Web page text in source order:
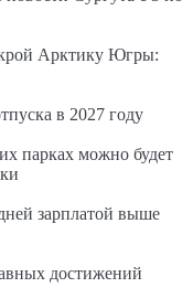
Арктику Югры:
в 2027 году
парках можно будет
зарплатой выше
достижений